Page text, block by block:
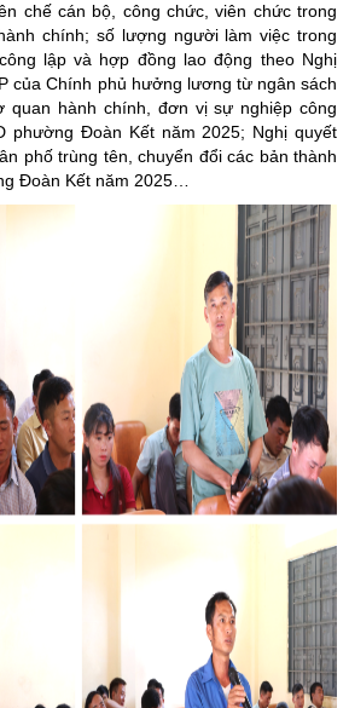
chế cán bộ, công chức, viên chức trong
chính; số lượng người làm việc trong
lập và hợp đồng lao động theo Nghị
của Chính phủ hưởng lương từ ngân sách
quan hành chính, đơn vị sự nghiệp công
phường Đoàn Kết năm 2025; Nghị quyết
phố trùng tên, chuyển đổi các bản thành
Đoàn Kết năm 2025…